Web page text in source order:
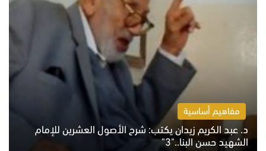
مفاهيم أساسية
د. عبد الكريم زيدان يكتب: شرح الأصول العشرين للإمام
الشهيد حسن البنا.."3"